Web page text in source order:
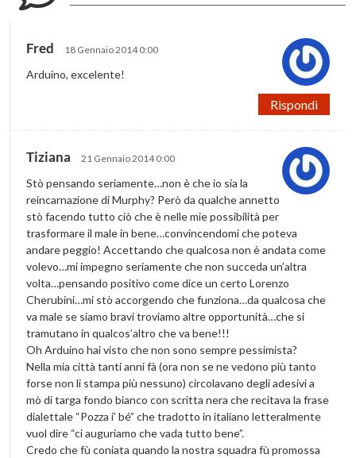
Fred 18 Gennaio 2014 0:00
Arduino, excelente!
Rispondi
Tiziana 21 Gennaio 2014 0:00
Stò pensando seriamente…non è che io sia la
reincarnazione di Murphy? Però da qualche annetto
stò facendo tutto ciò che è nelle mie possibilità per
trasformare il male in bene…convincendomi che poteva
andare peggio! Accettando che qualcosa non è andata come
volevo…mi impegno seriamente che non succeda un’altra
volta…pensando positivo come dice un certo Lorenzo
Cherubini…mi stò accorgendo che funziona…da qualcosa che
va male se siamo bravi troviamo altre opportunità…che si
tramutano in qualcos’altro che va bene!!!
Oh Arduino hai visto che non sono sempre pessimista?
Nella mia città tanti anni fà (ora non se ne vedono più tanto
forse non li stampa più nessuno) circolavano degli adesivi a
mò di targa fondo bianco con scritta nera che recitava la frase
dialettale “Pozza i’ bé” che tradotto in italiano letteralmente
vuol dire “ci auguriamo che vada tutto bene”.
Credo che fù coniata quando la nostra squadra fù promossa